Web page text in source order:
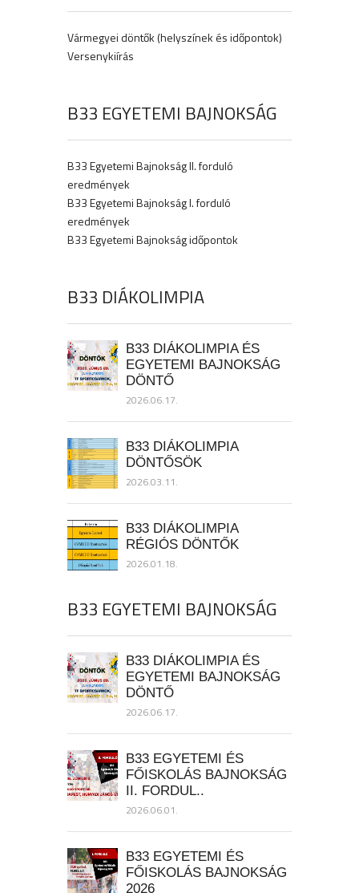
Vármegyei döntők (helyszínek és időpontok)
Versenykiírás
B33 EGYETEMI BAJNOKSÁG
B33 Egyetemi Bajnokság II. forduló
eredmények
B33 Egyetemi Bajnokság I. forduló
eredmények
B33 Egyetemi Bajnokság időpontok
B33 DIÁKOLIMPIA
B33 DIÁKOLIMPIA ÉS
EGYETEMI BAJNOKSÁG
DÖNTŐ
2026.06.17.
B33 DIÁKOLIMPIA
DÖNTŐSÖK
2026.03.11.
B33 DIÁKOLIMPIA
RÉGIÓS DÖNTŐK
2026.01.18.
B33 EGYETEMI BAJNOKSÁG
B33 DIÁKOLIMPIA ÉS
EGYETEMI BAJNOKSÁG
DÖNTŐ
2026.06.17.
B33 EGYETEMI ÉS
FŐISKOLÁS BAJNOKSÁG
II. FORDUL..
2026.06.01.
B33 EGYETEMI ÉS
FŐISKOLÁS BAJNOKSÁG
2026